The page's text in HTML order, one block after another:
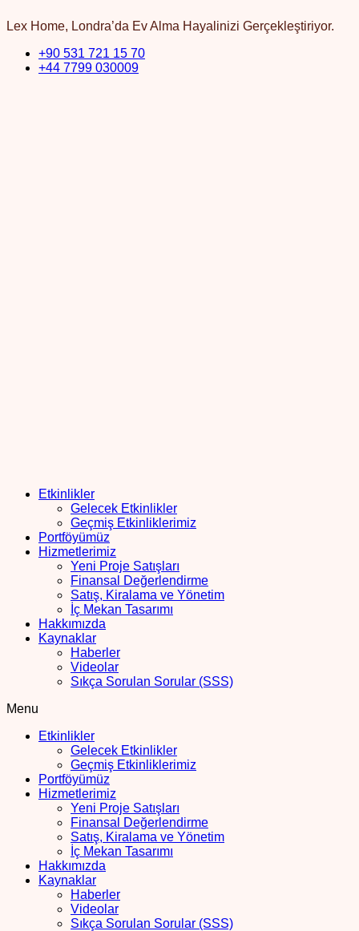
Lex Home, Londra’da Ev Alma Hayalinizi Gerçekleştiriyor.
+90 531 721 15 70
+44 7799 030009
Etkinlikler
Gelecek Etkinlikler
Geçmiş Etkinliklerimiz
Portföyümüz
Hizmetlerimiz
Yeni Proje Satışları
Finansal Değerlendirme
Satış, Kiralama ve Yönetim
İç Mekan Tasarımı
Hakkımızda
Kaynaklar
Haberler
Videolar
Sıkça Sorulan Sorular (SSS)
Menu
Etkinlikler
Gelecek Etkinlikler
Geçmiş Etkinliklerimiz
Portföyümüz
Hizmetlerimiz
Yeni Proje Satışları
Finansal Değerlendirme
Satış, Kiralama ve Yönetim
İç Mekan Tasarımı
Hakkımızda
Kaynaklar
Haberler
Videolar
Sıkça Sorulan Sorular (SSS)